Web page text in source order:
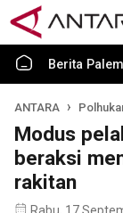
Berita
ANTARA
Modus
beraksi
rakitan